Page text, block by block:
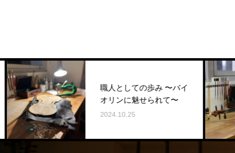
職人としての歩み 〜バイ
オリンに魅せられて〜
2024.10.25